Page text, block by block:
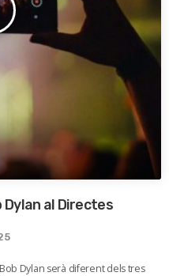
al Directes
Dylan serà diferent dels tres